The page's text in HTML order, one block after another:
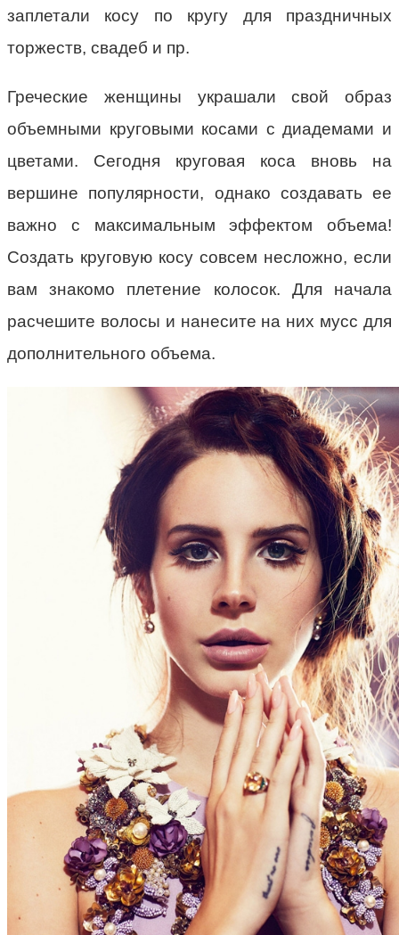
заплетали косу по кругу для праздничных
торжеств, свадеб и пр.
Греческие женщины украшали свой образ
объемными круговыми косами с диадемами и
цветами. Сегодня круговая коса вновь на
вершине популярности, однако создавать ее
важно с максимальным эффектом объема!
Создать круговую косу совсем несложно, если
вам знакомо плетение колосок. Для начала
расчешите волосы и нанесите на них мусс для
дополнительного объема.